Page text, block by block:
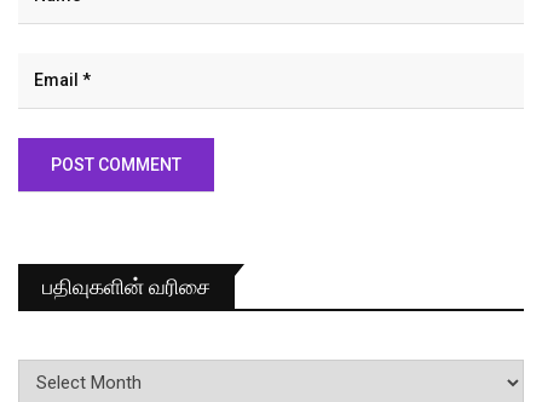
பதிவுகளின் வரிசை
பதிவுகளின்
வரிசை